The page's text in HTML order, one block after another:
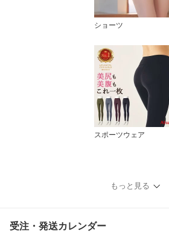
ショーツ
スポーツウェア
もっと見る
受注・発送カレンダー